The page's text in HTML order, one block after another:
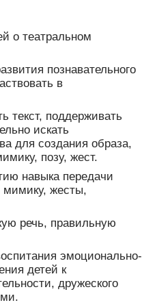
о театральном
познавательного
в
текст, поддерживать
искать
для создания образа,
позу, жест.
навыка передачи
мимику, жесты,
речь, правильную
эмоционально-
детей к
дружеского